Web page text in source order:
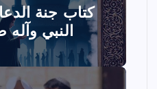
كتاب جنة
النبي وآله